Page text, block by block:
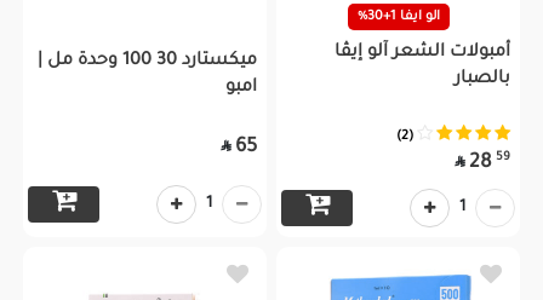
الو ايفا 1+30%
أمبولات الشعر آلو إيڤا
بالصبار
(2)
59
28

1
ميكستارد 30 100 وحدة مل |
امبو
65

1